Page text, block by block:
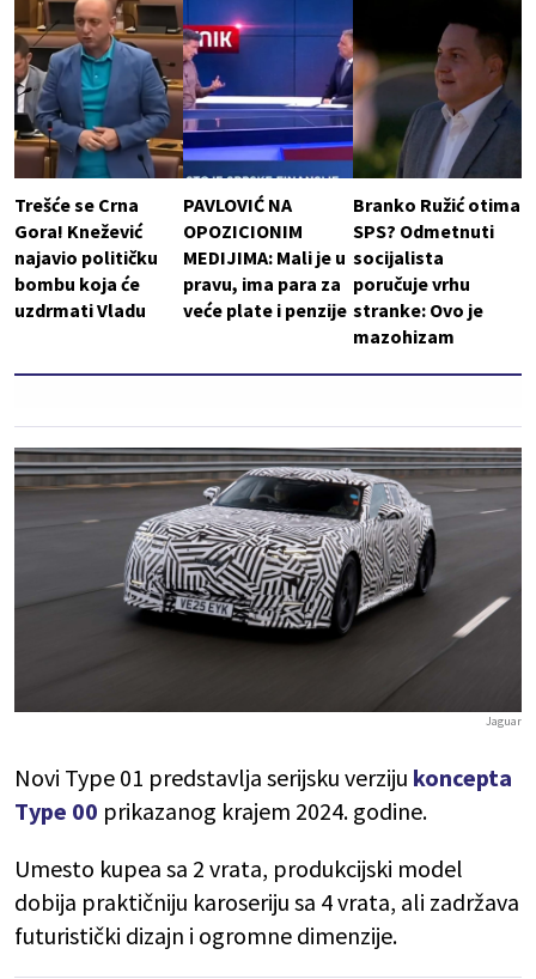
Trešće se Crna
Gora! Knežević
najavio političku
bombu koja će
uzdrmati Vladu
PAVLOVIĆ NA
OPOZICIONIM
MEDIJIMA: Mali je u
pravu, ima para za
veće plate i penzije
Branko Ružić otima
SPS? Odmetnuti
socijalista
poručuje vrhu
stranke: Ovo je
mazohizam
Jaguar
Novi Type 01 predstavlja serijsku verziju koncepta
Type 00 prikazanog krajem 2024. godine.
Umesto kupea sa 2 vrata, produkcijski model
dobija praktičniju karoseriju sa 4 vrata, ali zadržava
futuristički dizajn i ogromne dimenzije.